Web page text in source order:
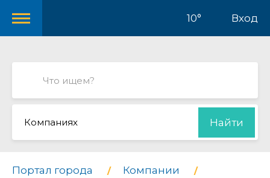
10° Вход
Компаниях Найти
Портал города
Компании